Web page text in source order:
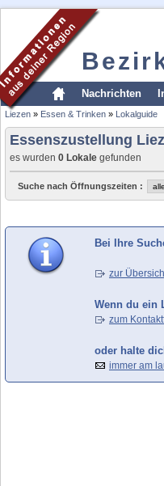
Nachrichten
Liezen » Essen & Trinken » Lokalguide
Essenszustellung
es wurden 0 Lokale gefunden
Suche nach Öffnungszeiten :
Bei Ihre
zur
Wenn du ein
zum
oder halte
immer am